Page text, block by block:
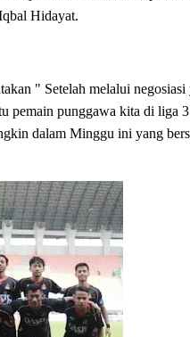
Hidayat.
" Setelah melalui
pemain punggawa kita di liga
dalam Minggu ini yang